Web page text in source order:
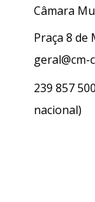
Câmara
Praça 8 de
239 857 500
nacional)